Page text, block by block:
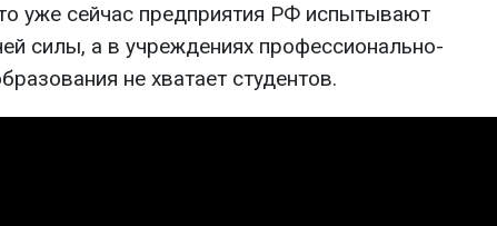
уже сейчас предприятия РФ испытывают
силы, а в учреждениях профессионально-
не хватает студентов.